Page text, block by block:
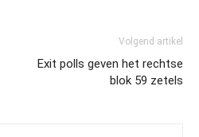
Volgend artikel
Exit polls geven het rechtse
blok 59 zetels